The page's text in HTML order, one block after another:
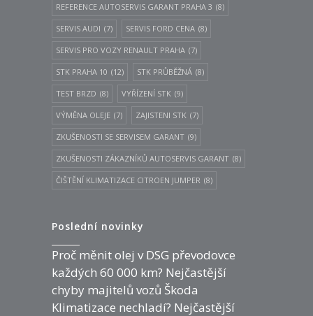
REFERENCE AUTOSERVIS GARANT PRAHA 3 (8)
SERVIS AUDI (7) SERVIS FORD CENA (8)
SERVIS PRO VOZY RENAULT PRAHA (7)
STK PRAHA 10 (12) STK PRŮBĚŽNÁ (8)
TEST BRZD (8) VYŘÍZENÍ STK (9)
VÝMĚNA OLEJE (7) ZAJISTENI STK (7)
ZKUŠENOSTI SE SERVISEM GARANT (9)
ZKUŠENOSTI ZÁKAZNÍKŮ AUTOSERVIS GARANT (8)
ČIŠTĚNÍ KLIMATIZACE CITROEN JUMPER (8)
Poslední novinky
Proč měnit olej v DSG převodovce
každých 60 000 km? Nejčastější
chyby majitelů vozů Škoda
Klimatizace nechladí? Nejčastější